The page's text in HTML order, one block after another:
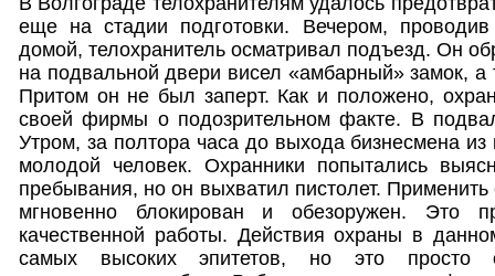
еще на стадии подготовки. Вечером, проводив
домой, телохранитель осматривал подъезд. Он
на подвальной двери висел «амбарный» замок, а
Притом он не был заперт. Как и положено,
своей фирмы о подозрительном факте. В
Утром, за полтора часа до выхода бизнесмена
молодой человек. Охранники попытались
пребывания, но он выхватил пистолет. Применить
мгновенно блокирован и обезоружен. Это
качественной работы. Действия охраны в
самых высоких эпитетов, но это просто